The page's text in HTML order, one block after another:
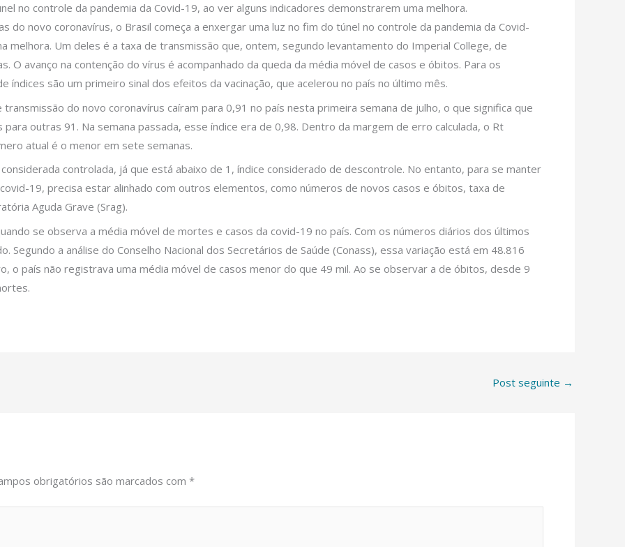
no controle da pandemia da Covid-19, ao ver alguns indicadores demonstrarem uma melhora.
do novo coronavírus, o Brasil começa a enxergar uma luz no fim do túnel no controle da pandemia da Covid-
melhora. Um deles é a taxa de transmissão que, ontem, segundo levantamento do Imperial College, de
O avanço na contenção do vírus é acompanhado da queda da média móvel de casos e óbitos. Para os
índices são um primeiro sinal dos efeitos da vacinação, que acelerou no país no último mês.
do novo coronavírus caíram para 0,91 no país nesta primeira semana de julho, o que significa que
outras 91. Na semana passada, esse índice era de 0,98. Dentro da margem de erro calculada, o Rt
atual é o menor em sete semanas.
controlada, já que está abaixo de 1, índice considerado de descontrole. No entanto, para se manter
19, precisa estar alinhado com outros elementos, como números de novos casos e óbitos, taxa de
Aguda Grave (Srag).
se observa a média móvel de mortes e casos da covid-19 no país. Com os números diários dos últimos
Segundo a análise do Conselho Nacional dos Secretários de Saúde (Conass), essa variação está em 48.816
o país não registrava uma média móvel de casos menor do que 49 mil. Ao se observar a de óbitos, desde 9
Post seguinte →
obrigatórios são marcados com *